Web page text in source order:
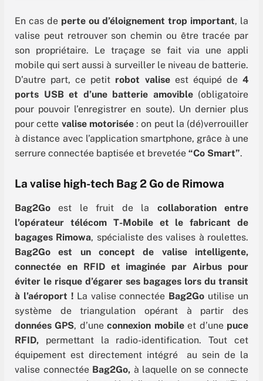
En cas de perte ou d’éloignement trop important, la
valise peut retrouver son chemin ou être tracée par
son propriétaire. Le traçage se fait via une appli
mobile qui sert aussi à surveiller le niveau de batterie.
D’autre part, ce petit robot valise est équipé de4
ports USB et d’une batterie amovible (obligatoire
pour pouvoir l’enregistrer en soute). Un dernier plus
pour cette valise motorisée: on peut la (dé)verrouiller
à distance avec l’application smartphone, grâce à une
serrure connectée baptisée et brevetée “Co Smart”.
La valise high-tech Bag 2 Go de Rimowa
Bag2Goest le fruit de la collaboration entre
l’opérateur télécom T-Mobile et le fabricant de
bagages Rimowa, spécialiste des valises à roulettes.
Bag2Go est un concept de valise intelligente,
connectée en RFID et imaginée par Airbus pour
éviter le risque d’égarer ses bagages lors du transit
à l’aéroport !La valise connectée Bag2Go utilise un
système de triangulation opérant à partir des
données GPS, d’uneconnexion mobileet d’une puce
RFID, permettant la radio-identification. Tout cet
équipement est directement intégré au sein de la
valise connectéeBag2Go, à laquelle on se connecte